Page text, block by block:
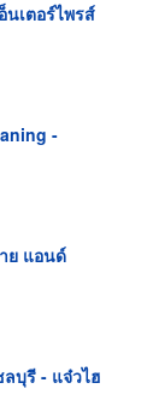
เตอร์ไพรส์
-
ย แอนด์
บุรี - แจ๋วไฮ